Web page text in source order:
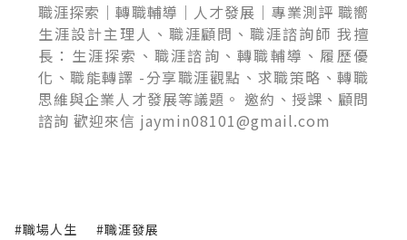
職涯探索｜轉職輔導｜人才發展｜專業測評 職嚮
生涯設計主理人、職涯顧問、職涯諮詢師 我擅
長：生涯探索、職涯諮詢、轉職輔導、履歷優
化、職能轉譯 -分享職涯觀點、求職策略、轉職
思維與企業人才發展等議題。 邀約、授課、顧問
諮詢 歡迎來信 jaymin08101@gmail.com
#職場人生 #職涯發展